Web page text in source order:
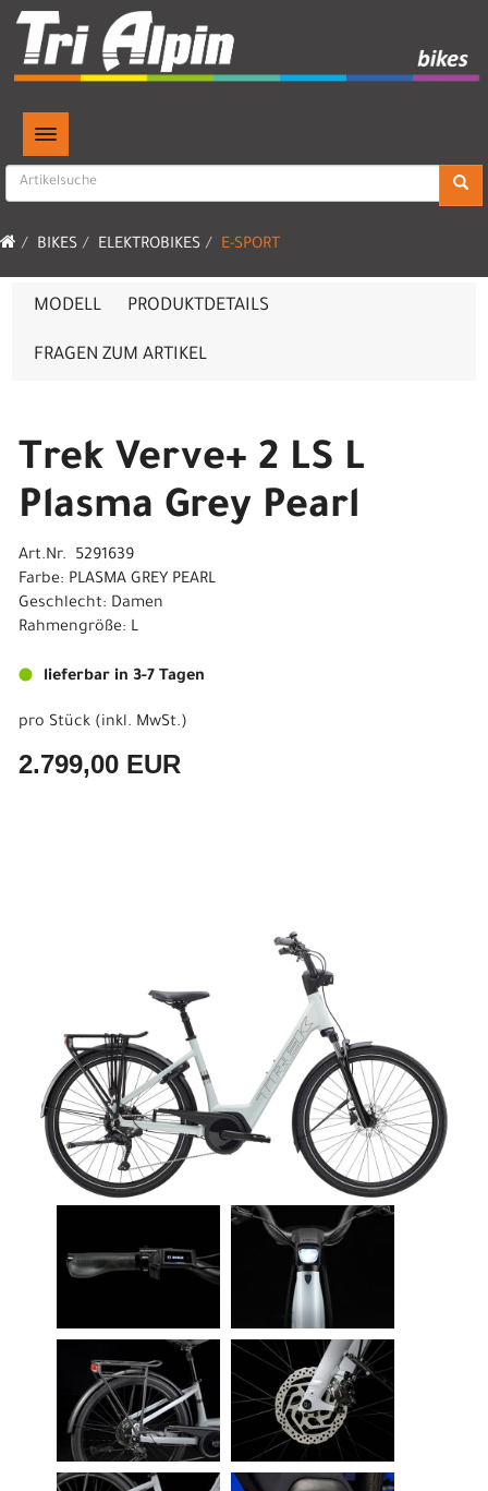
TOGGLE NAVIGATION
BIKES ELEKTROBIKES E-SPORT
MODELL PRODUKTDETAILS
FRAGEN ZUM ARTIKEL
Trek Verve+ 2 LS L
Plasma Grey Pearl
Art.Nr. 5291639
Farbe: PLASMA GREY PEARL
Geschlecht: Damen
Rahmengröße: L
lieferbar in 3-7 Tagen
pro Stück (inkl. MwSt.)
2.799,00 EUR